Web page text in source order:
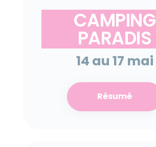
CAMPING
PARADIS
14 au 17 mai
Résumé